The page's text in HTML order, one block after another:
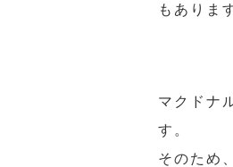
もありま
マクドナ
す。
そのため